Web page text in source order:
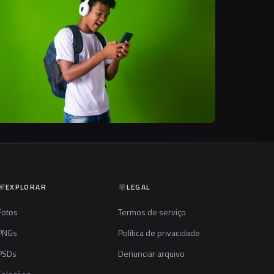
EXPLORAR LEGAL
Termos de serviço
Política de privacidade
Denunciar arquivo